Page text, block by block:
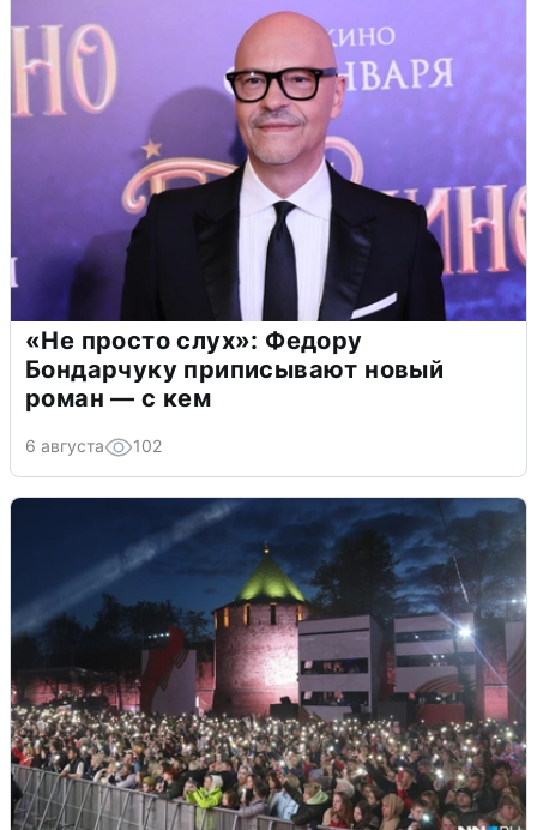
«Не просто слух»: Федору
Бондарчуку приписывают новый
роман — с кем
6 августа 102